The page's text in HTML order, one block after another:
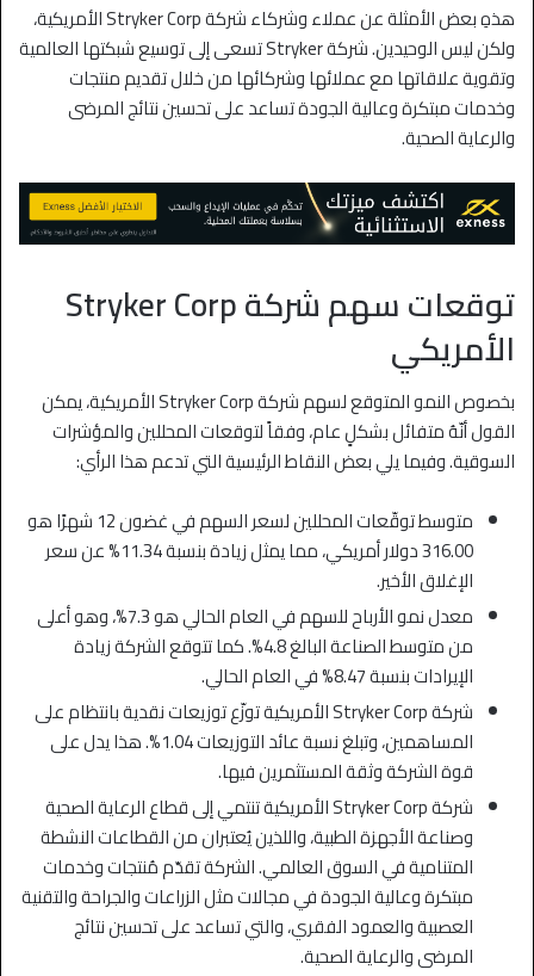
هذهِ بعض الأمثلة عن عملاء وشركاء شركة Stryker Corp الأمريكية،
ولكن ليس الوحيدين. شركة Stryker تسعى إلى توسيع شبكتها العالمية
وتقوية علاقاتها مع عملائها وشركائها من خلال تقديم منتجات
وخدمات مبتكرة وعالية الجودة تساعد على تحسين نتائج المرضى
والرعاية الصحية.
توقعات سهم شركة Stryker Corp
الأمريكي
بخصوص النمو المتوقع لسهم شركة Stryker Corp الأمريكية، يمكن
القول أنّهُ متفائل بشكلٍ عام، وفقاً لتوقعات المحللين والمؤشرات
السوقية. وفيما يلي بعض النقاط الرئيسية التي تدعم هذا الرأي:
متوسط توقّعات المحللين لسعر السهم في غضون 12 شهرًا هو
316.00 دولار أمريكي، مما يمثل زيادة بنسبة 11.34% عن سعر
الإغلاق الأخير.
معدل نمو الأرباح للسهم في العام الحالي هو 7.3%، وهو أعلى
من متوسط الصناعة البالغ 4.8%. كما تتوقع الشركة زيادة
الإيرادات بنسبة 8.47% في العام الحالي.
شركة Stryker Corp الأمريكية توزّع توزيعات نقدية بانتظام على
المساهمين، وتبلغ نسبة عائد التوزيعات 1.04%. هذا يدل على
قوة الشركة وثقة المستثمرين فيها.
شركة Stryker Corp الأمريكية تنتمي إلى قطاع الرعاية الصحية
وصناعة الأجهزة الطبية، واللذين يُعتبران من القطاعات النشطة
المتنامية في السوق العالمي. الشركة تقدّم مُنتجات وخدمات
مبتكرة وعالية الجودة في مجالات مثل الزراعات والجراحة والتقنية
العصبية والعمود الفقري، والتي تساعد على تحسين نتائج
المرضى والرعاية الصحية.